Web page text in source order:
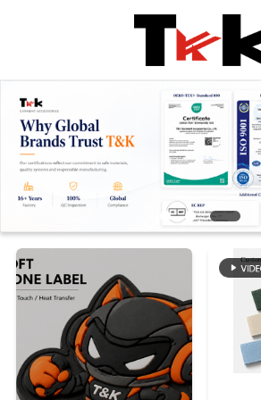
HAUS
PRODUKTE
ÜBER
UNS
FABRIK-
AUSFLUG
QUALITÄTSKONTROLLE
Reserved.